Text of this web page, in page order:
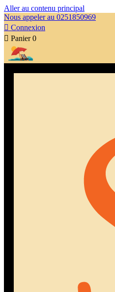
Aller au contenu principal
Nous appeler au 0251850969
 Connexion
 Panier 0